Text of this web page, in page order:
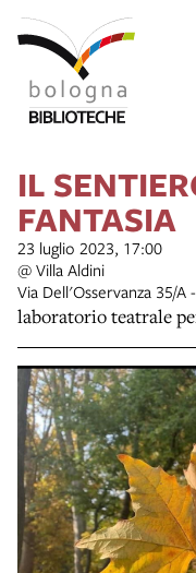
IL
FANTASIA
23 luglio 2023, 17:00
@ Villa Aldini
Via Dell'Osservanza 35/A
laboratorio teatrale